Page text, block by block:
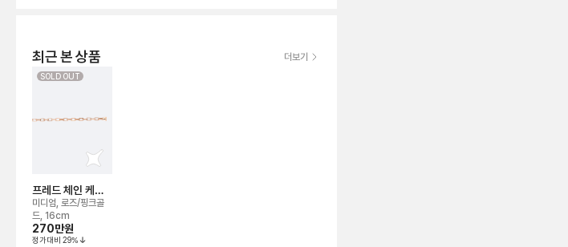
최근 본 상품 더보기
SOLD OUT
프레드 체인 케이
블 브레이슬릿용
미디엄, 로즈/핑크골
드, 16cm
270만원
정가대비 29%